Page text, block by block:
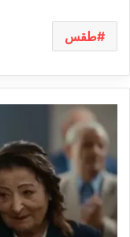
طقس
جابر
تدخل
عالم
السينما
في
ظهور